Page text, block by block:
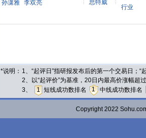
孙潇雅 李双亮 思特威
行业
*说明： 1、“起评日”指研报发布后的第一个交易日；
2、以“起评价”为基准，20日内最高价涨幅
3、
1 短线成功数排名 1 中线成功数排名
Copyright 2022